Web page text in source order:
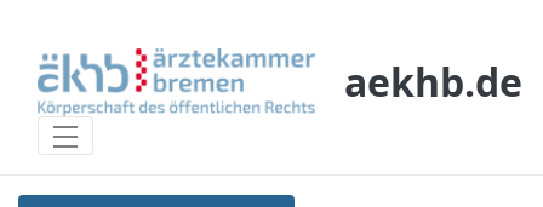
aekhb.de
Zugang freischalten